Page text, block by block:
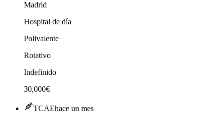
Madrid
Hospital de día
Polivalente
Rotativo
Indefinido
30,000€
TCAEhace un mes